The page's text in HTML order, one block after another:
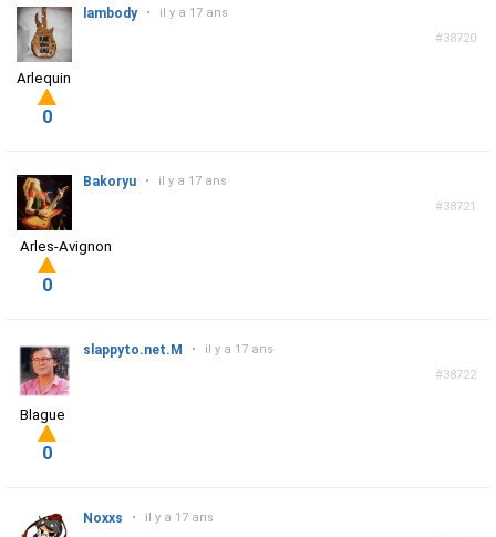
#38720
lambody • il y a 17 ans
Arlequin
0
#38721
Bakoryu • il y a 17 ans
Arles-Avignon
0
#38722
slappyto.net.M • il y a 17 ans
Blague
0
Noxxs • il y a 17 ans